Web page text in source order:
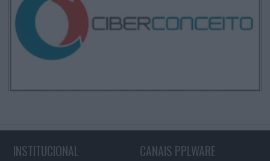
INSTITUCIONAL CANAIS PPLWARE